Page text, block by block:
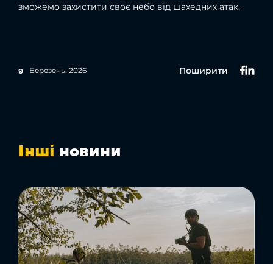
9 Березень, 2026
зможемо захистити своє небо від шахедних атак.
Поширити
Інші новини